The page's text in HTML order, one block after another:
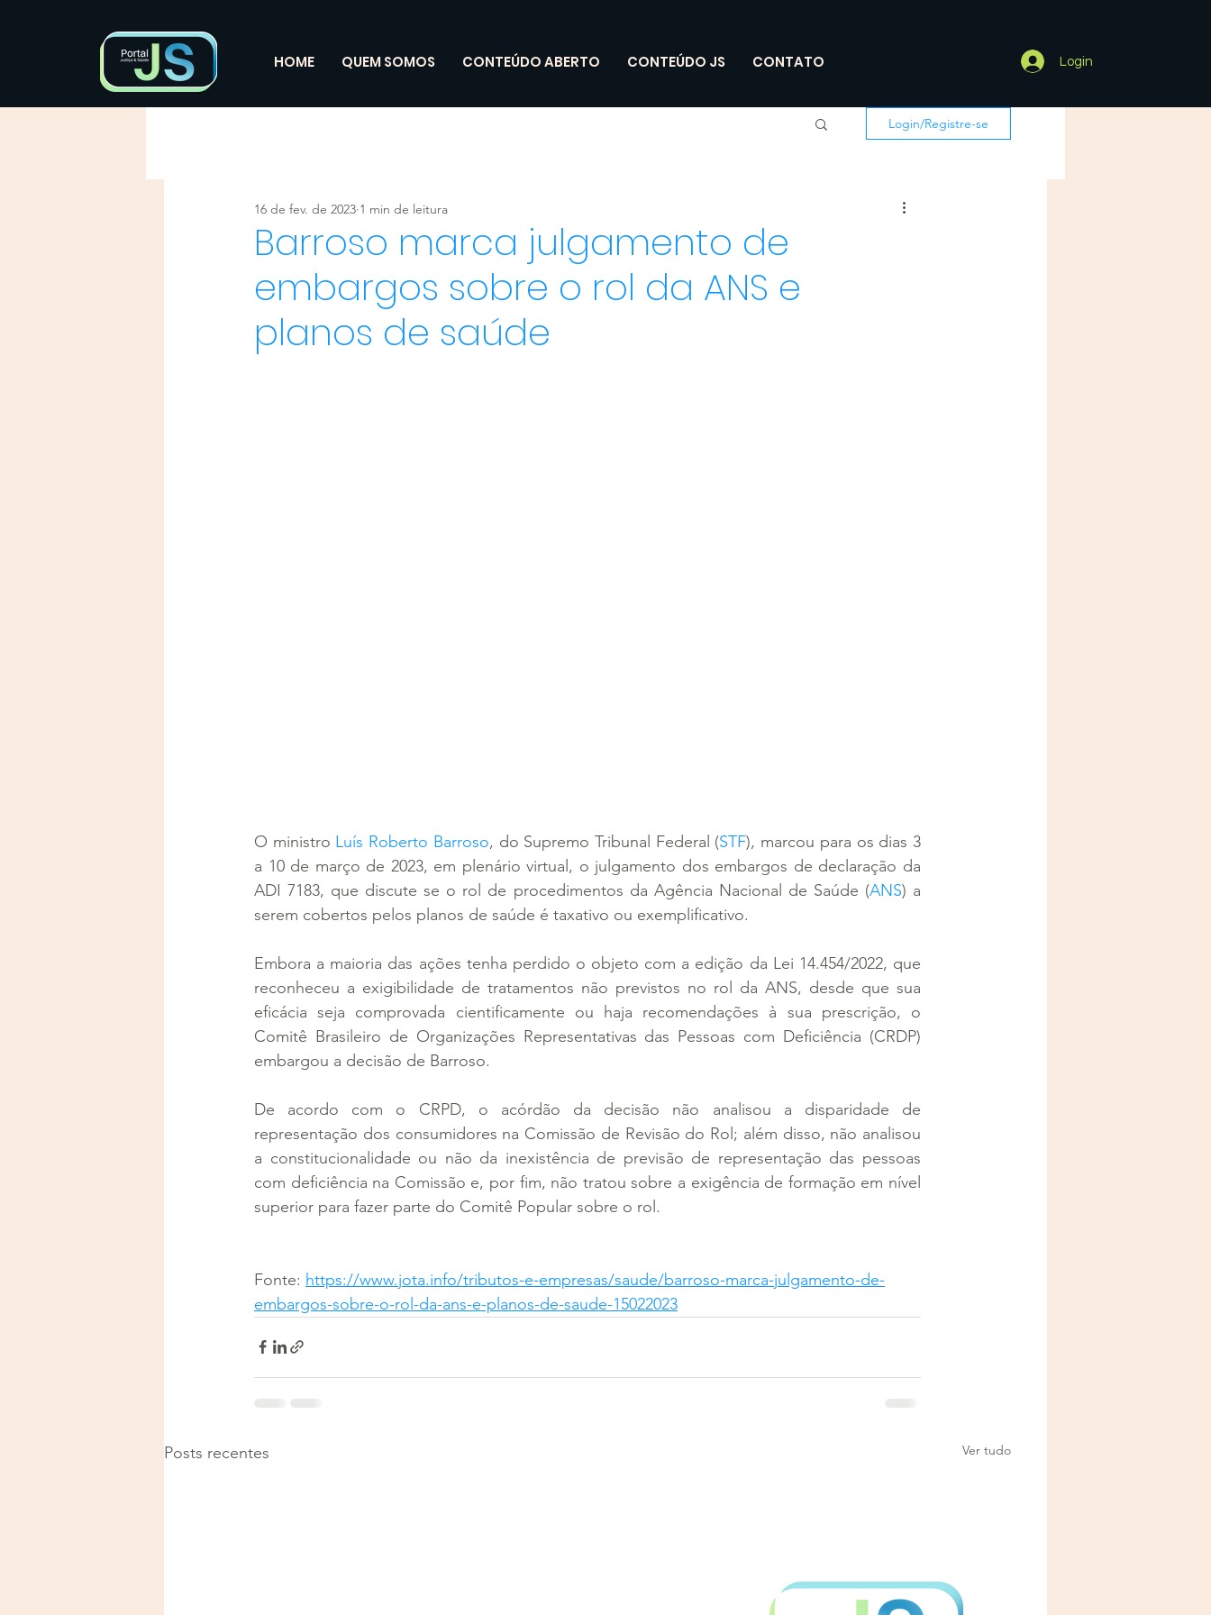
HOME QUEM SOMOS CONTEÚDO ABERTO CONTEÚDO JS CONTATO Login
Login/Registre-se
Barroso marca julgamento de
embargos sobre o rol da ANS e
planos de saúde
16 de fev. de 2023 1 min de leitura
O ministro Luís Roberto Barroso, do Supremo Tribunal Federal (STF), marcou para os dias 3
a 10 de março de 2023, em plenário virtual, o julgamento dos embargos de declaração da
ADI 7183, que discute se o rol de procedimentos da Agência Nacional de Saúde (ANS) a
serem cobertos pelos planos de saúde é taxativo ou exemplificativo.
Embora a maioria das ações tenha perdido o objeto com a edição da Lei 14.454/2022, que
reconheceu a exigibilidade de tratamentos não previstos no rol da ANS, desde que sua
eficácia seja comprovada cientificamente ou haja recomendações à sua prescrição, o
Comitê Brasileiro de Organizações Representativas das Pessoas com Deficiência (CRDP)
embargou a decisão de Barroso.
De acordo com o CRPD, o acórdão da decisão não analisou a disparidade de
representação dos consumidores na Comissão de Revisão do Rol; além disso, não analisou
a constitucionalidade ou não da inexistência de previsão de representação das pessoas
com deficiência na Comissão e, por fim, não tratou sobre a exigência de formação em nível
superior para fazer parte do Comitê Popular sobre o rol.
Fonte: https://www.jota.info/tributos-e-empresas/saude/barroso-marca-julgamento-de-
embargos-sobre-o-rol-da-ans-e-planos-de-saude-15022023
Posts recentes Ver tudo